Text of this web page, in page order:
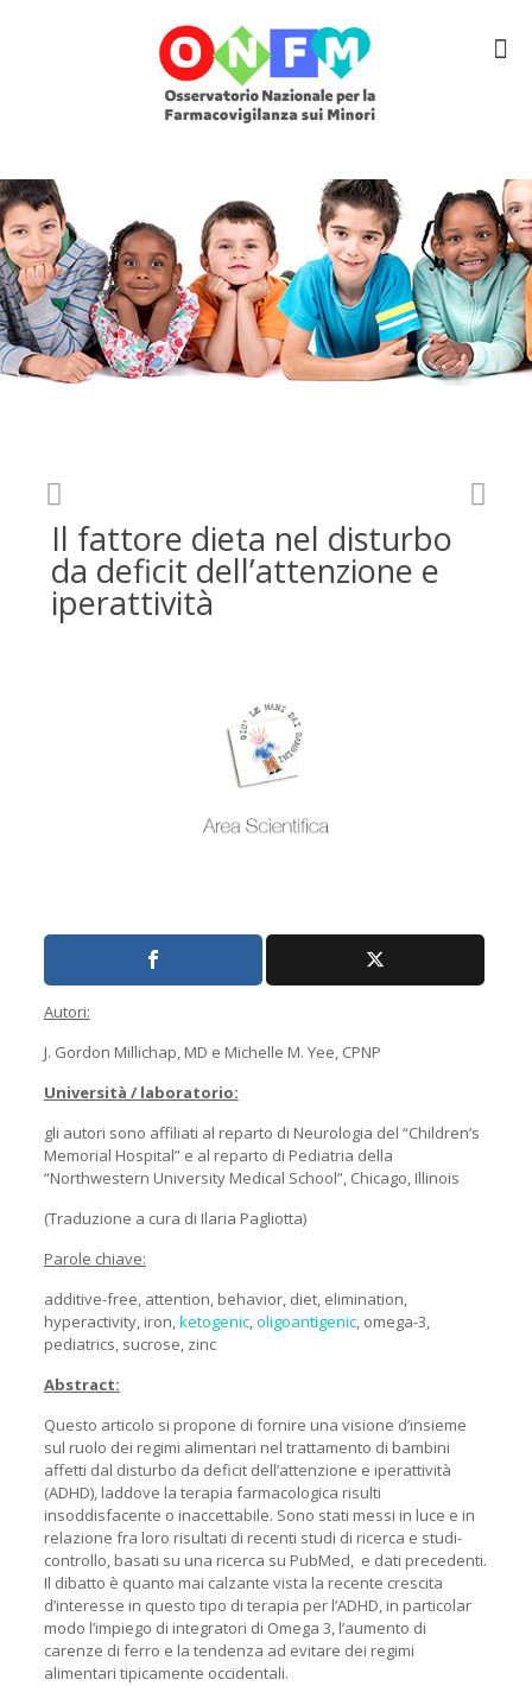
Il fattore dieta nel disturbo
da deficit dell’attenzione e
iperattività
Autori:
J. Gordon Millichap, MD e Michelle M. Yee, CPNP
Università / laboratorio:
gli autori sono affiliati al reparto di Neurologia del “Children’s
Memorial Hospital” e al reparto di Pediatria della
“Northwestern University Medical School”, Chicago, Illinois
(Traduzione a cura di Ilaria Pagliotta)
Parole chiave:
additive-free, attention, behavior, diet, elimination,
hyperactivity, iron,ketogenic,oligoantigenic, omega-3,
pediatrics, sucrose, zinc
Abstract:
Questo articolo si propone di fornire una visione d’insieme
sul ruolo dei regimi alimentari nel trattamento di bambini
affetti dal disturbo da deficit dell’attenzione e iperattività
(ADHD), laddove la terapia farmacologica risulti
insoddisfacente o inaccettabile. Sono stati messi in luce e in
relazione fra loro risultati di recenti studi di ricerca e studi-
controllo, basati su una ricerca su PubMed, e dati precedenti.
Il dibatto è quanto mai calzante vista la recente crescita
d’interesse in questo tipo di terapia per l’ADHD, in particolar
modo l’impiego di integratori di Omega 3, l’aumento di
carenze di ferro e la tendenza ad evitare dei regimi
alimentari tipicamente occidentali.